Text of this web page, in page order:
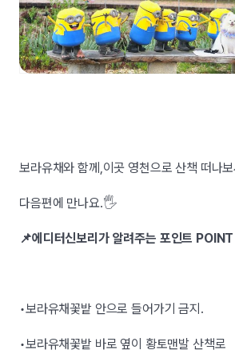
보라유채와 함께,이곳 영천으로 산책 떠나
다음편에 만나요.🖐
📌에디터신보리가 알려주는 포인트
•보라유채꽃밭 안으로 들어가기 금지.
•보라유채꽃밭 바로 옆이 황토맨발 산책로